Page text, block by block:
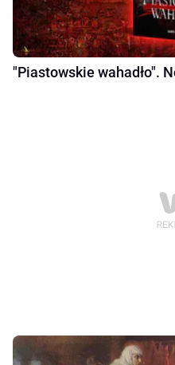
"Piastowskie wahadło".